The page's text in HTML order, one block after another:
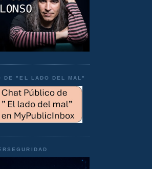
DE "EL LADO DEL MAL"